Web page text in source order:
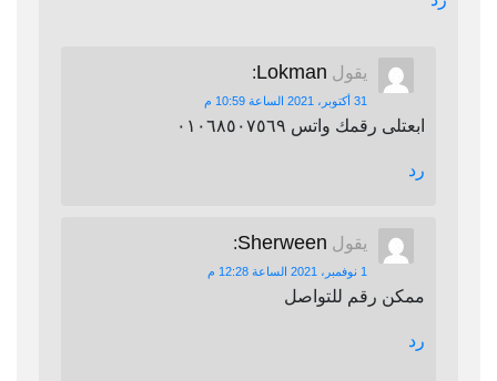
يقول Lokman
:
31 أكتوبر، 2021 الساعة 10:59 م
ابعتلى رقمك واتس ٠١٠٦٨٥٠٧٥٦٩
رد
يقول Sherween
:
1 نوفمبر، 2021 الساعة 12:28 م
ممكن رقم للتواصل
رد